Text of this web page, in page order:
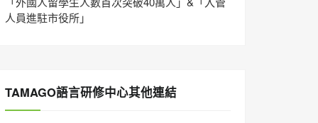
人員進駐市役所」
TAMAGO語言研修中心其他連結